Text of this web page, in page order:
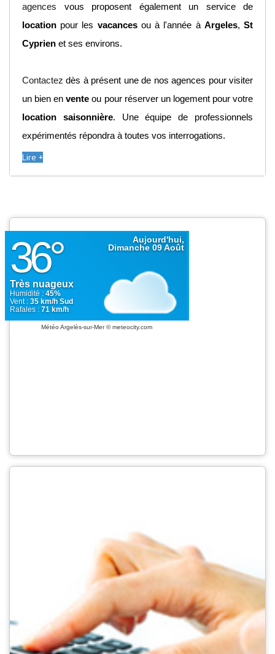
agences vous proposent également un service de
location pour les vacancesou à l'année à Argeles,St
Cyprien et ses environs.
Contactez dès à présent une de nos agences pour visiter
un bien envente ou pour réserver un logement pour votre
location saisonnière. Une équipe de professionnels
expérimentés répondra à toutes vos interrogations.
Lire +
Météo Argelès-sur-Mer© meteocity.com